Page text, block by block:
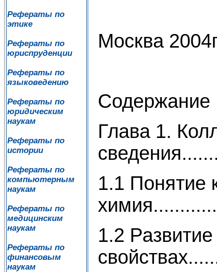
Рефераты по
этике
Рефераты по
юриспруденции
Рефераты по
языковедению
Рефераты по
юридическим
наукам
Рефераты по
истории
Рефераты по
компьютерным
наукам
Рефераты по
медицинским
наукам
Рефераты по
финансовым
наукам
Москва
Содержание
Глава 1.
1.1 Понятие
1.2